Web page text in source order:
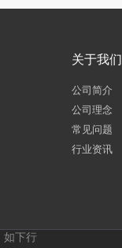
关于我们
公司简介
公司理念
常见问题
行业资讯
如下行